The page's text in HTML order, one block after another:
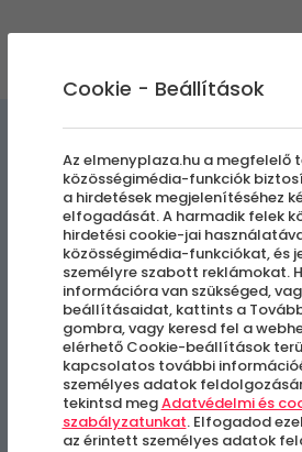
Harckocsi vezetés
TankVezetés |
Élmény egy
Gyomrában
Domonyvölgy
Cookie - Beállítások
Az elmenyplaza.hu a megfelelő
közösségimédia-funkciók
a hirdetések megjelenítéséhez
elfogadását. A harmadik felek
hirdetési cookie-jai
közösségimédia-funkciókat, és
személyre szabott reklámokat.
információra van szükséged,
beállításaidat, kattints a
gombra, vagy keresd fel a
elérhető Cookie-beállítások
kapcsolatos további
személyes adatok
tekintsd megAdatvédelmi és
szabályzatunkat. Elfogadod
az érintett személyes adatok